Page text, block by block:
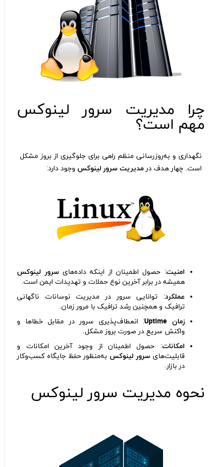
چرا مدیریت سرور لینوکس
مهم است؟
نگهداری و به‌روزرسانی منظم راهی برای جلوگیری از بروز مشکل
است. چهار هدف درمدیریت سرور لینوکس وجود دارد:
امنیت: حصول اطمینان از اینکه داده‌هایسرور لینوکس
همیشه در برابر آخرین نوع حملات و تهدیدات ایمن است.
عملکرد: توانایی سرور در مدیریت نوسانات ناگهانی
ترافیک و همچنین رشد ترافیک با مرور زمان.
زمان Uptime: انعطاف‌پذیری سرور در مقابل خطاها و
واکنش سریع در صورت بروز مشکل.
امکانات: حصول اطمینان از وجود آخرین امکانات و
قابلیت‌هایسرور لینوکس به‌منظور حفظ جایگاه کسب‌وکار
در بازار.
نحوه مدیریت سرور لینوکس